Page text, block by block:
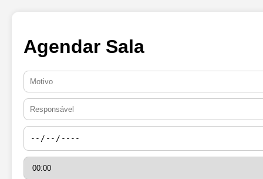
Agendar Sala